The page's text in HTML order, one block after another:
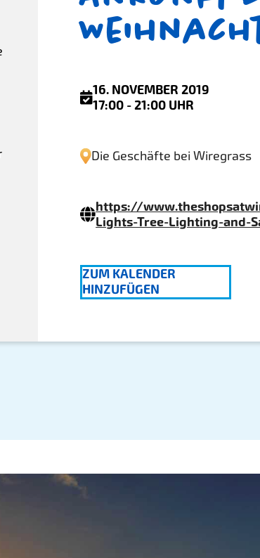
16. NOVEMBER 2019
17:00 - 21:00 UHR
Die Geschäfte bei Wiregrass
https://
Lights-Tree-Lighting-and-
ZUM KALENDER
HINZUFÜGEN